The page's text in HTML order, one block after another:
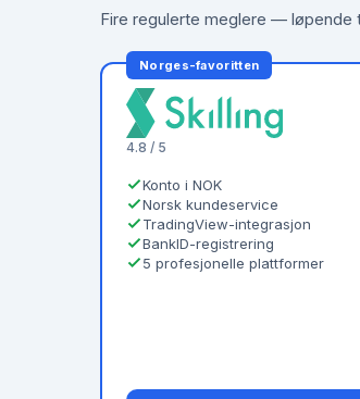
Fire regulerte meglere — løpende
Norges-favoritten
4.8 / 5
Konto i NOK
Norsk kundeservice
TradingView-integrasjon
BankID-registrering
5 profesjonelle plattformer